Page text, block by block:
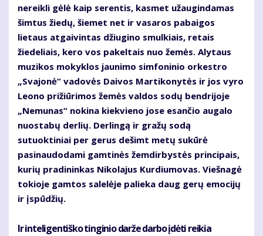
nereikli gėlė kaip serentis, kasmet užaugindamas
šimtus žiedų, šiemet net ir vasaros pabaigos
lietaus atgaivintas džiugino smulkiais, retais
žiedeliais, kero vos pakeltais nuo žemės. Alytaus
muzikos mokyklos jaunimo simfoninio orkestro
„Svajonė“ vadovės Daivos Martikonytės ir jos vyro
Leono prižiūrimos žemės valdos sodų bendrijoje
„Nemunas“ nokina kiekvieno jose esančio augalo
nuostabų derlių. Derlingą ir gražų sodą
sutuoktiniai per gerus dešimt metų sukūrė
pasinaudodami gamtinės žemdirbystės principais,
kurių pradininkas Nikolajus Kurdiumovas. Viešnagė
tokioje gamtos salelėje palieka daug gerų emocijų
ir įspūdžių.
Ir inteligentiško tinginio darže darbo įdėti reikia